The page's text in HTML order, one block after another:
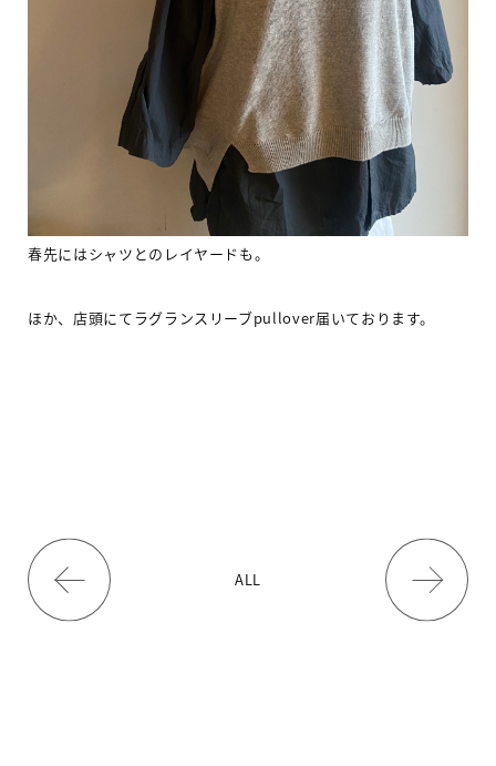
春先にはシャツとのレイヤードも。
ほか、店頭にてラグランスリーブpullover届いております。
ALL